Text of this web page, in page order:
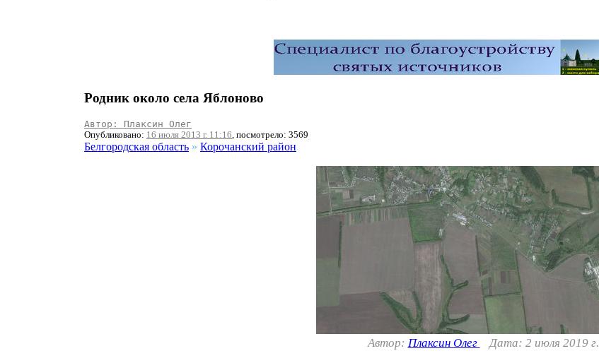
Родник около села Яблоново
Автор: Плаксин Олег
Опубликовано: 16 июля 2013 г. 11:16, посмотрело: 3569
Белгородская область » Корочанский район
Автор: Плаксин Олег Дата: 2 июля 2019 г.